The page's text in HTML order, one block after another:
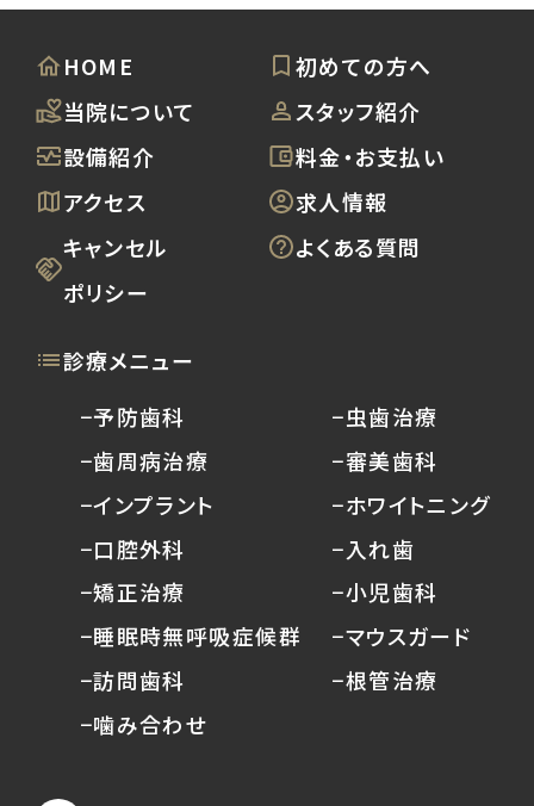
HOME
初めての方へ
当院について
スタッフ紹介
設備紹介
料金・お支払い
アクセス
求人情報
キャンセル
ポリシー
よくある質問
診療メニュー
−予防歯科
−歯周病治療
−インプラント
−口腔外科
−矯正治療
−睡眠時無呼吸症候群
−訪問歯科
−噛み合わせ
−虫歯治療
−審美歯科
−ホワイトニング
−入れ歯
−小児歯科
−マウスガード
−根管治療